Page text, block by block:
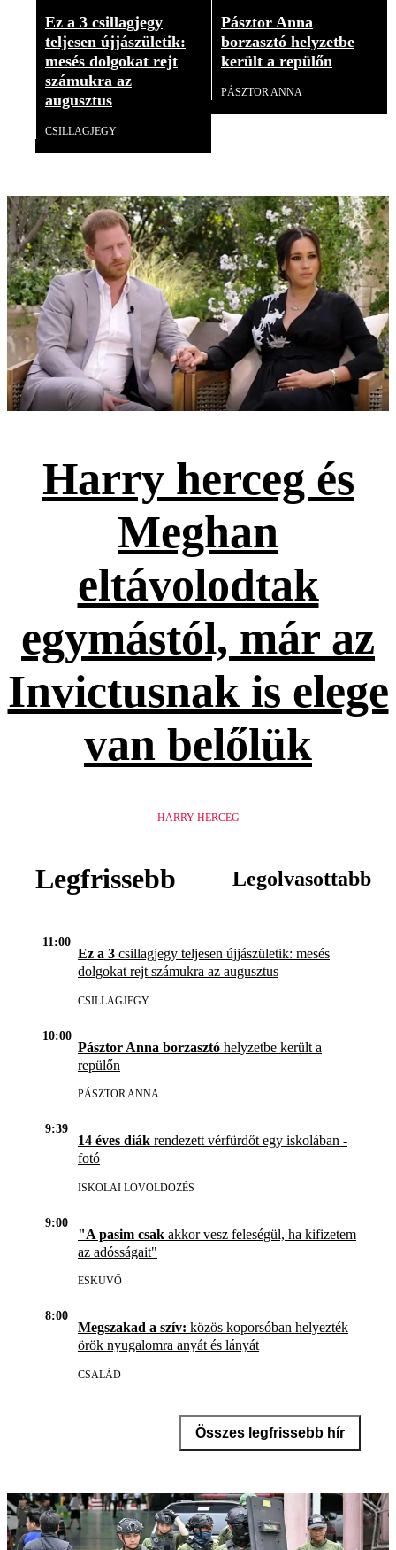
Ez a 3 csillagjegy
teljesen újjászületik:
mesés dolgokat rejt
számukra az
augusztus
CSILLAGJEGY
Pásztor Anna
borzasztó helyzetbe
került a repülőn
PÁSZTOR ANNA
Harry herceg és
Meghan
eltávolodtak
egymástól, már az
Invictusnak is elege
van belőlük
HARRY HERCEG
Legfrissebb Legolvasottabb
11:00
Ez a 3 csillagjegy teljesen újjászületik: mesés
dolgokat rejt számukra az augusztus
CSILLAGJEGY
10:00
Pásztor Anna borzasztó helyzetbe került a
repülőn
PÁSZTOR ANNA
9:39
14 éves diák rendezett vérfürdőt egy iskolában -
fotó
ISKOLAI LÖVÖLDÖZÉS
9:00
"A pasim csak akkor vesz feleségül, ha kifizetem
az adósságait"
ESKÜVŐ
8:00
Megszakad a szív: közös koporsóban helyezték
örök nyugalomra anyát és lányát
CSALÁD
Összes legfrissebb hír